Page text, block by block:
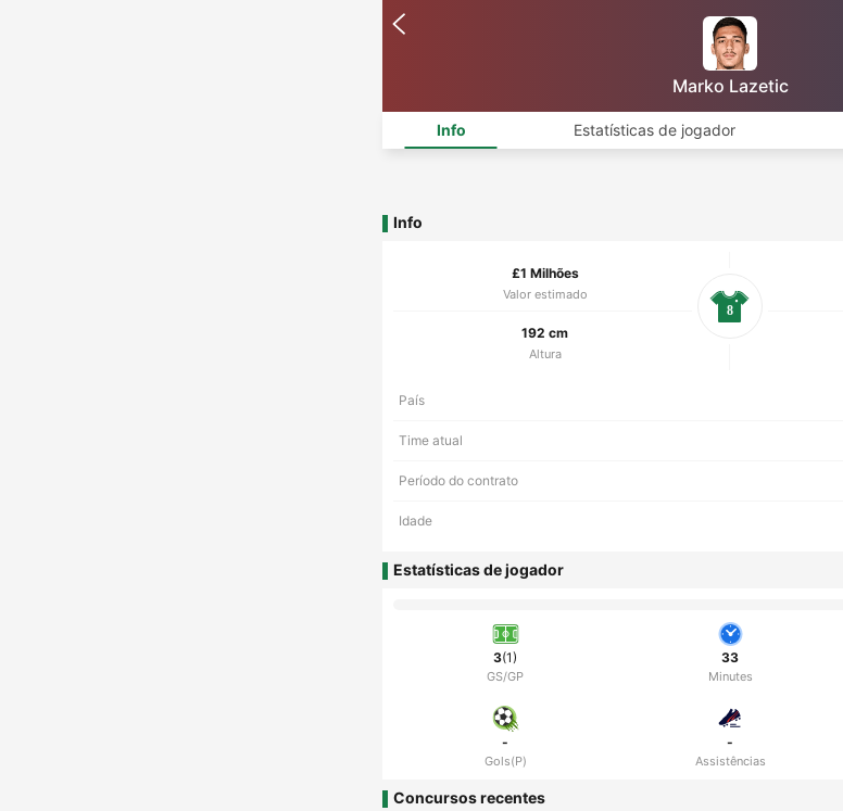
Marko Lazetic
Info Estatísticas de jogador
Info
£1 Milhões
Valor estimado
192 cm
Altura
8
País
Time atual
Período do contrato
Idade
Estatísticas de jogador
3(1)
GS/GP
33
Minutes
-
Gols(P)
-
Assistências
Concursos recentes